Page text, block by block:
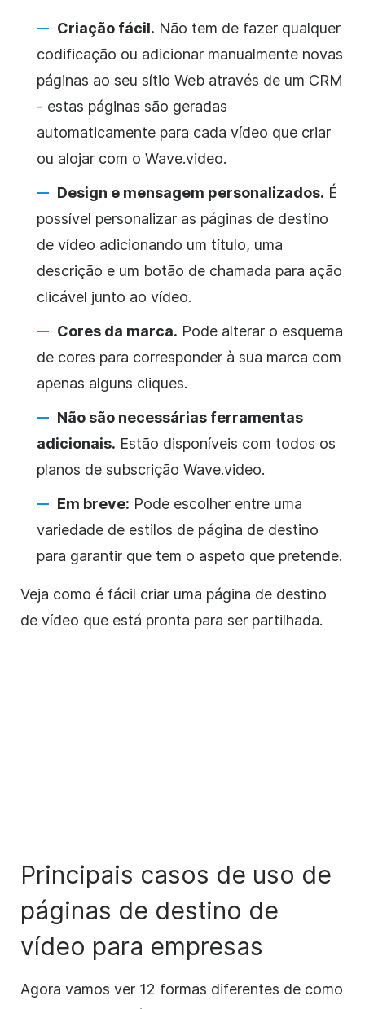
Criação fácil. Não tem de fazer qualquer
codificação ou adicionar manualmente novas
páginas ao seu sítio Web através de um CRM
- estas páginas são geradas
automaticamente para cada vídeo que criar
ou alojar com o Wave.video.
Design e mensagem personalizados. É
possível personalizar as páginas de destino
de vídeo adicionando um título, uma
descrição e um botão de chamada para ação
clicável junto ao vídeo.
Cores da marca. Pode alterar o esquema
de cores para corresponder à sua marca com
apenas alguns cliques.
Não são necessárias ferramentas
adicionais. Estão disponíveis com todos os
planos de subscrição Wave.video.
Em breve: Pode escolher entre uma
variedade de estilos de página de destino
para garantir que tem o aspeto que pretende.
Veja como é fácil criar uma página de destino
de vídeo que está pronta para ser partilhada.
Principais casos de uso de
páginas de destino de
vídeo para empresas
Agora vamos ver 12 formas diferentes de como